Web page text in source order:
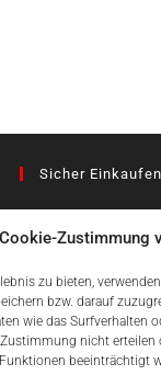
Cookie-Zustimmung
zu bieten,
bzw. darauf
wie das Surfverhalten
nicht erteilen
beeinträchtigt
Sicher Einkaufen
Einfach Online